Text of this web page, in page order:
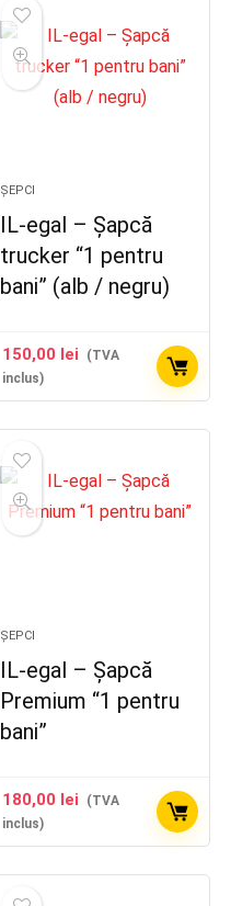
ȘEPCI
IL-egal – Șapcă
trucker “1 pentru
bani” (alb / negru)
150,00 lei
(TVA
inclus)
ȘEPCI
IL-egal – Șapcă
Premium “1 pentru
bani”
180,00 lei
(TVA
inclus)